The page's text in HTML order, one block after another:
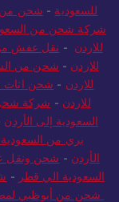
للسعودية - شحن من
شركة شحن من
للاردن - نقل عفش من
للاردن - شحن من
للاردن - شحن اثاث
للاردن - شركة شحن
السعودية إلى الأردن
بري من السعودية
الأردن - شحن ونقل
السعودية الي قطر -
شحن من أبوظبي